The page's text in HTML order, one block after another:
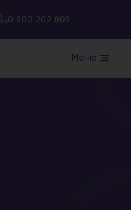
0 800 202 808
Меню